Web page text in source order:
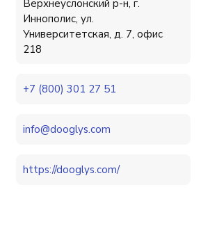
Верхнеуслонский р-н, г.
Иннополис, ул.
Университетская, д. 7, офис
218
+7 (800) 301 27 51
info@dooglys.com
https://dooglys.com/